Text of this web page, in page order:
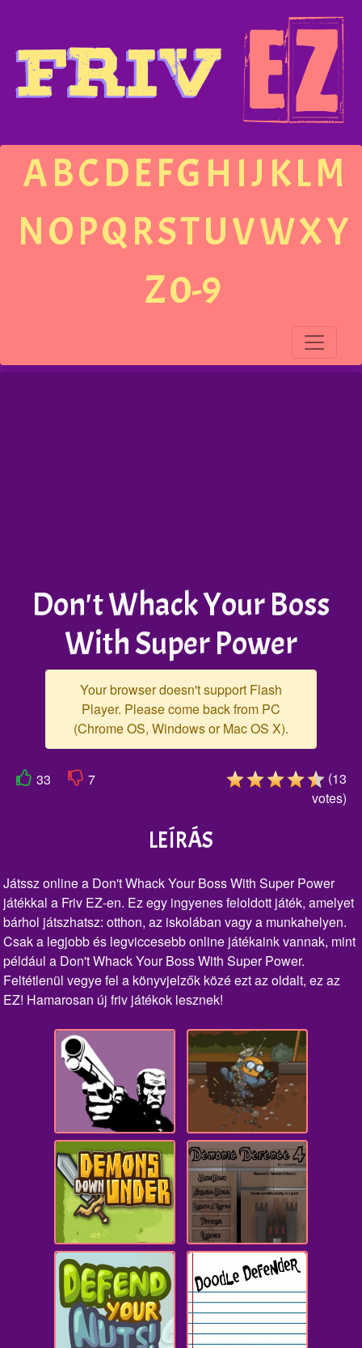
ABCDEFGH IJ KLM
NOPQRSTUVWXY
Z0-9
Don't Whack Your Boss
With Super Power
Your browser doesn't support Flash
Player. Please come back from PC
(Chrome OS, Windows or Mac OS X).
33 7 (13
votes)
LEÍRÁS
Játssz online a Don't Whack Your Boss With Super Power
játékkal a Friv EZ-en. Ez egy ingyenes feloldott játék, amelyet
bárhol játszhatsz: otthon, az iskolában vagy a munkahelyen.
Csak a legjobb és legviccesebb online játékaink vannak, mint
például a Don't Whack Your Boss With Super Power.
Feltétlenül vegye fel a könyvjelzők közé ezt az oldalt, ez az
EZ! Hamarosan új friv játékok lesznek!